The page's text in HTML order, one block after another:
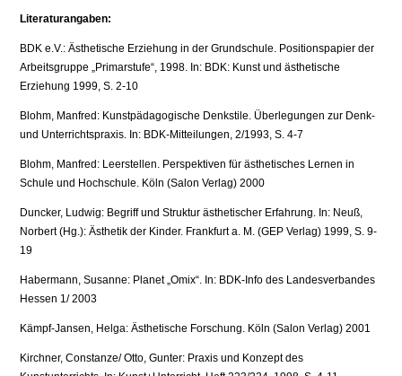
Literaturangaben:
BDK e.V.: Ästhetische Erziehung in der Grundschule. Positionspapier der
Arbeitsgruppe „Primarstufe“, 1998. In: BDK: Kunst und ästhetische
Erziehung 1999, S. 2-10
Blohm, Manfred: Kunstpädagogische Denkstile. Überlegungen zur Denk-
und Unterrichtspraxis. In: BDK-Mitteilungen, 2/1993, S. 4-7
Blohm, Manfred: Leerstellen. Perspektiven für ästhetisches Lernen in
Schule und Hochschule. Köln (Salon Verlag) 2000
Duncker, Ludwig: Begriff und Struktur ästhetischer Erfahrung. In: Neuß,
Norbert (Hg.): Ästhetik der Kinder. Frankfurt a. M. (GEP Verlag) 1999, S. 9-
19
Habermann, Susanne: Planet „Omix“. In: BDK-Info des Landesverbandes
Hessen 1/ 2003
Kämpf-Jansen, Helga: Ästhetische Forschung. Köln (Salon Verlag) 2001
Kirchner, Constanze/ Otto, Gunter: Praxis und Konzept des